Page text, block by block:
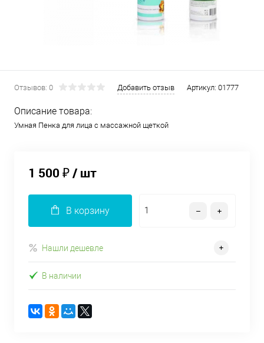
Отзывов: 0 Добавить отзыв Артикул: 01777
Описание товара:
Умная Пенка для лица с массажной щеткой
1 500 ₽/ шт
В корзину
Нашли дешевле
В наличии